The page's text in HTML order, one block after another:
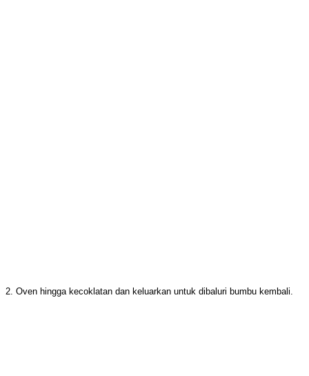
2. Oven hingga kecoklatan dan keluarkan untuk dibaluri bumbu kembali.